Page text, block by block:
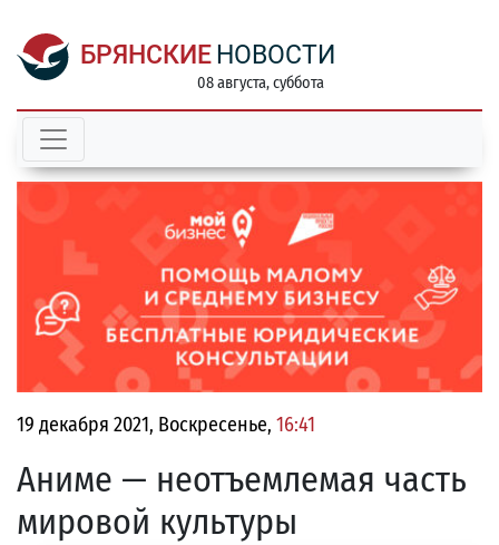
БРЯНСКИЕ НОВОСТИ
08 августа, суббота
19 декабря 2021, Воскресенье, 16:41
Аниме — неотъемлемая часть
мировой культуры